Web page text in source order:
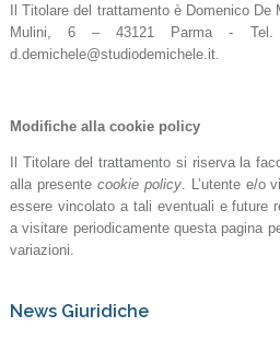
Il Titolare del trattamento è Domenico
Mulini, 6 – 43121 Parma - Tel.
d.demichele@studiodemichele.it.
Modifiche alla cookie policy
Il Titolare del trattamento si riserva la
alla presente cookie policy. L’utente e/o
essere vincolato a tali eventuali e future
a visitare periodicamente questa pagina
variazioni.
News Giuridiche